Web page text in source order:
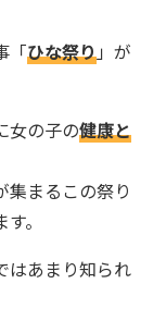
「ひな祭り」が
女の子の健康と
集まるこの祭り
。
はあまり知られ